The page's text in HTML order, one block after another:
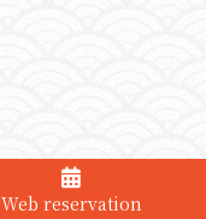
Web reservation